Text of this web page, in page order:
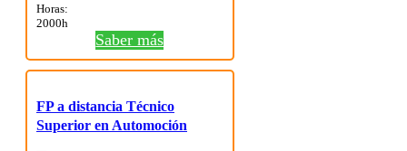
Horas:
2000h
Saber más
FP a distancia Técnico
Superior en Automoción